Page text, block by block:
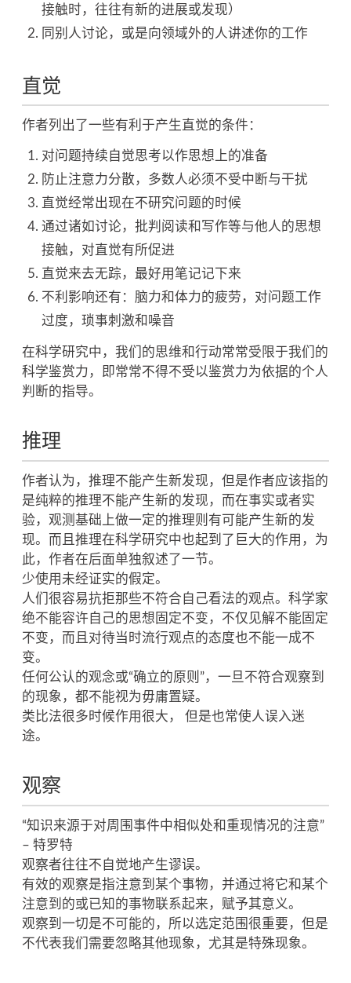
接触时，往往有新的进展或发现）
同别人讨论，或是向领域外的人讲述你的工作
直觉
作者列出了一些有利于产生直觉的条件：
对问题持续自觉思考以作思想上的准备
防止注意力分散，多数人必须不受中断与干扰
直觉经常出现在不研究问题的时候
通过诸如讨论，批判阅读和写作等与他人的思想
接触，对直觉有所促进
直觉来去无踪，最好用笔记记下来
不利影响还有：脑力和体力的疲劳，对问题工作
过度，琐事刺激和噪音
在科学研究中，我们的思维和行动常常受限于我们的
科学鉴赏力，即常常不得不受以鉴赏力为依据的个人
判断的指导。
推理
作者认为，推理不能产生新发现，但是作者应该指的
是纯粹的推理不能产生新的发现，而在事实或者实
验，观测基础上做一定的推理则有可能产生新的发
现。而且推理在科学研究中也起到了巨大的作用，为
此，作者在后面单独叙述了一节。
少使用未经证实的假定。
人们很容易抗拒那些不符合自己看法的观点。科学家
绝不能容许自己的思想固定不变，不仅见解不能固定
不变，而且对待当时流行观点的态度也不能一成不
变。
任何公认的观念或“确立的原则”，一旦不符合观察到
的现象，都不能视为毋庸置疑。
类比法很多时候作用很大， 但是也常使人误入迷
途。
观察
“知识来源于对周围事件中相似处和重现情况的注意”
– 特罗特
观察者往往不自觉地产生谬误。
有效的观察是指注意到某个事物，并通过将它和某个
注意到的或已知的事物联系起来，赋予其意义。
观察到一切是不可能的，所以选定范围很重要，但是
不代表我们需要忽略其他现象，尤其是特殊现象。